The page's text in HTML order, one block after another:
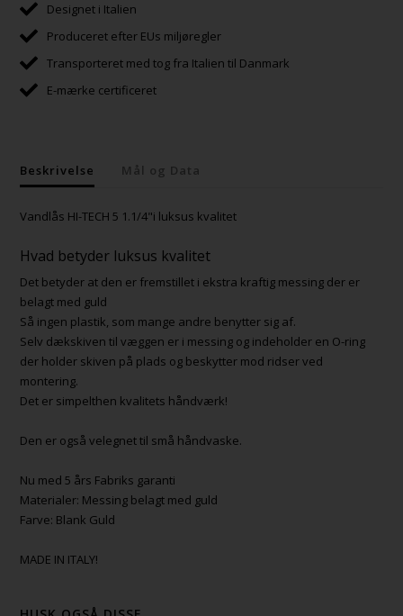
Designet i Italien
Produceret efter EUs miljøregler
Transporteret med tog fra Italien til Danmark
E-mærke certificeret
Beskrivelse Mål og Data
Vandlås HI-TECH 5 1.1/4"i luksus kvalitet
Hvad betyder luksus kvalitet
Det betyder at den er fremstillet i ekstra kraftig messing der er
belagt med guld
Så ingen plastik, som mange andre benytter sig af.
Selv dækskiven til væggen er i messing og indeholder en O-ring
der holder skiven på plads og beskytter mod ridser ved
montering.
Det er simpelthen kvalitets håndværk!
Den er også velegnet til små håndvaske.
Nu med 5 års Fabriks garanti
Materialer: Messing belagt med guld
Farve: Blank Guld
MADE IN ITALY!